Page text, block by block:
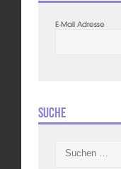
E-Mail Adresse
Suche
nach: